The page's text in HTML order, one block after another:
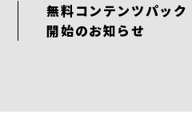
無料コンテンツパッ
開始のお知らせ